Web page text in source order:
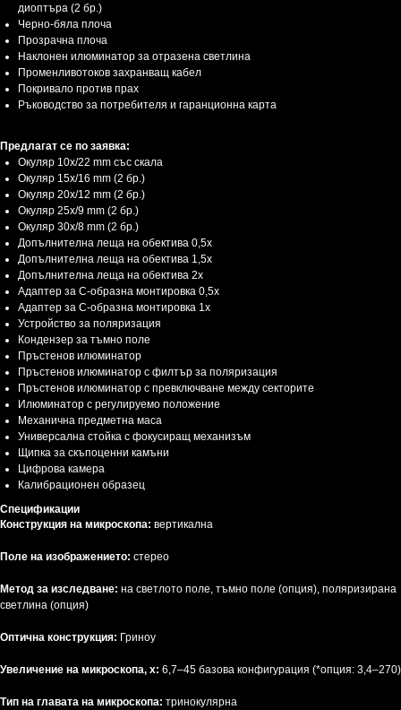
диоптъра (2 бр.)
Черно-бяла плоча
Прозрачна плоча
Наклонен илюминатор за отразена светлина
Променливотоков захранващ кабел
Покривало против прах
Ръководство за потребителя и гаранционна карта
Предлагат се по заявка:
Окуляр 10x/22 mm със скала
Окуляр 15x/16 mm (2 бр.)
Окуляр 20x/12 mm (2 бр.)
Окуляр 25x/9 mm (2 бр.)
Окуляр 30x/8 mm (2 бр.)
Допълнителнa леща на обектива 0,5x
Допълнителнa леща на обектива 1,5x
Допълнителнa леща на обектива 2x
Адаптер за C-образна монтировка 0,5x
Адаптер за C-образна монтировка 1x
Устройство за поляризация
Кондензер за тъмно поле
Пръстенов илюминатор
Пръстенов илюминатор с филтър за поляризация
Пръстенов илюминатор с превключване между секторите
Илюминатор с регулируемо положение
Механична предметна маса
Универсална стойка с фокусиращ механизъм
Щипка за скъпоценни камъни
Цифрова камера
Калибрационен образец
Спецификации
Конструкция на микроскопа: вертикална
Поле на изображението: стерео
Метод за изследване: на светлото поле, тъмно поле (опция), поляризирана
светлина (опция)
Оптична конструкция: Гриноу
Увеличение на микроскопа, х: 6,7–45 базова конфигурация (*опция: 3,4–270)
Тип на главата на микроскопа: тринокулярна